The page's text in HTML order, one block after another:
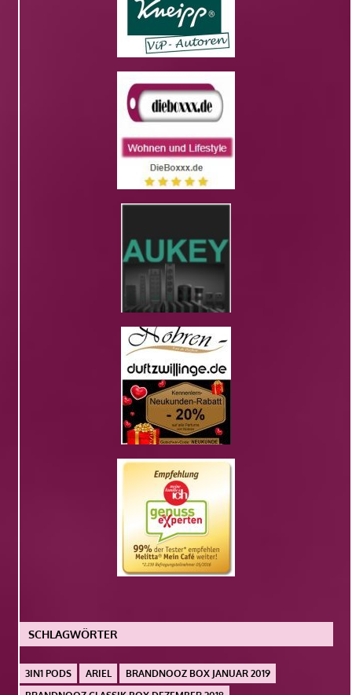
SCHLAGWÖRTER
3IN1 PODS ARIEL
BRANDNOOZ BOX JANUAR 2019